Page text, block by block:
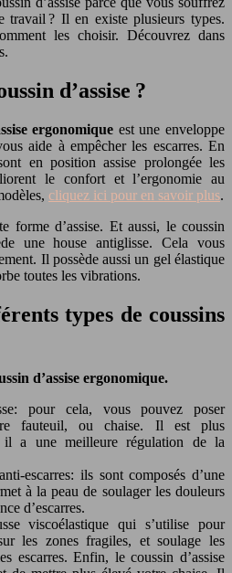
travail ? Il en existe plusieurs types.
les choisir. Découvrez dans
d’assise ?
ergonomique est une enveloppe
aide à empêcher les escarres. En
en position assise prolongée les
le confort et l’ergonomie au
cliquez ici pour en savoir plus.
forme d’assise. Et aussi, le coussin
une house antiglisse. Cela vous
Il possède aussi un gel élastique
toutes les vibrations.
types de coussins
d’assise ergonomique.
pour cela, vous pouvez poser
fauteuil, ou chaise. Il est plus
il a une meilleure régulation de la
escarres: ils sont composés d’une
à la peau de soulager les douleurs
d’escarres.
viscoélastique qui s’utilise pour
les zones fragiles, et soulage les
escarres. Enfin, le coussin d’assise